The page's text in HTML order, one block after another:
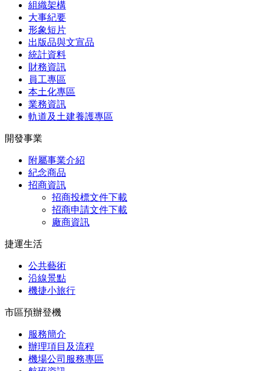
組織架構
大事紀要
形象短片
出版品與文宣品
統計資料
財務資訊
員工專區
本土化專區
業務資訊
軌道及土建養護專區
開發事業
附屬事業介紹
紀念商品
招商資訊
招商投標文件下載
招商申請文件下載
廠商資訊
捷運生活
公共藝術
沿線景點
機捷小旅行
市區預辦登機
服務簡介
辦理項目及流程
機場公司服務專區